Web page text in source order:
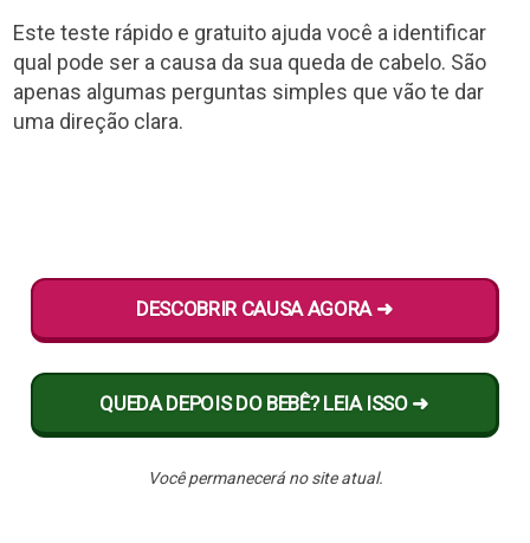
Este teste rápido e gratuito ajuda você a identificar
qual pode ser a causa da sua queda de cabelo. São
apenas algumas perguntas simples que vão te dar
uma direção clara.
DESCOBRIR CAUSA AGORA ➜
QUEDA DEPOIS DO BEBÊ? LEIA ISSO ➜
Você permanecerá no site atual.